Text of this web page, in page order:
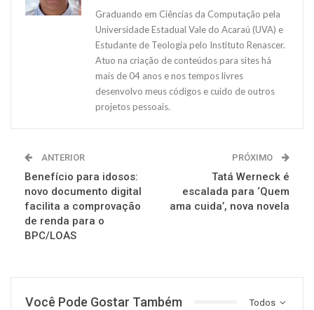
Graduando em Ciências da Computação pela
Universidade Estadual Vale do Acaraú (UVA) e
Estudante de Teologia pelo Instituto Renascer.
Atuo na criação de conteúdos para sites há
mais de 04 anos e nos tempos livres
desenvolvo meus códigos e cuido de outros
projetos pessoais.
ANTERIOR
Benefício para idosos:
novo documento digital
facilita a comprovação
de renda para o
BPC/LOAS
PRÓXIMO
Tatá Werneck é
escalada para ‘Quem
ama cuida’, nova novela
Todos
Você Pode Gostar Também